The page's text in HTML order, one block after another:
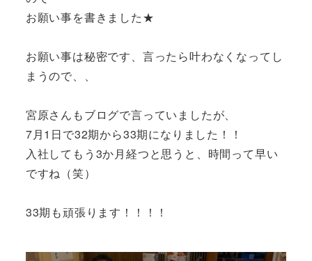
お願い事を書きました★
お願い事は秘密です、言ったら叶わなくなってし
まうので、、
宮原さんもブログで言っていましたが、
7月1日で32期から33期になりました！！
入社してもう3か月経つと思うと、時間って早い
ですね（笑）
33期も頑張ります！！！！